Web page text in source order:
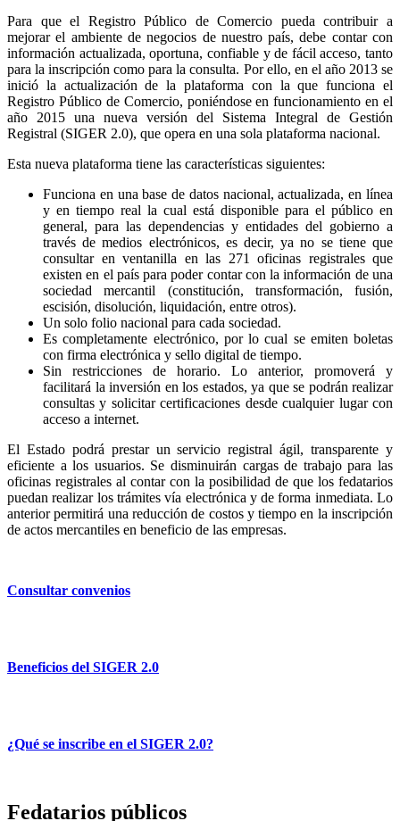
Para que el Registro Público de Comercio pueda contribuir a
mejorar el ambiente de negocios de nuestro país, debe contar con
información actualizada, oportuna, confiable y de fácil acceso, tanto
para la inscripción como para la consulta. Por ello, en el año 2013 se
inició la actualización de la plataforma con la que funciona el
Registro Público de Comercio, poniéndose en funcionamiento en el
año 2015 una nueva versión del Sistema Integral de Gestión
Registral (SIGER 2.0), que opera en una sola plataforma nacional.
Esta nueva plataforma tiene las características siguientes:
Funciona en una base de datos nacional, actualizada, en línea
y en tiempo real la cual está disponible para el público en
general, para las dependencias y entidades del gobierno a
través de medios electrónicos, es decir, ya no se tiene que
consultar en ventanilla en las 271 oficinas registrales que
existen en el país para poder contar con la información de una
sociedad mercantil (constitución, transformación, fusión,
escisión, disolución, liquidación, entre otros).
Un solo folio nacional para cada sociedad.
Es completamente electrónico, por lo cual se emiten boletas
con firma electrónica y sello digital de tiempo.
Sin restricciones de horario. Lo anterior, promoverá y
facilitará la inversión en los estados, ya que se podrán realizar
consultas y solicitar certificaciones desde cualquier lugar con
acceso a internet.
El Estado podrá prestar un servicio registral ágil, transparente y
eficiente a los usuarios. Se disminuirán cargas de trabajo para las
oficinas registrales al contar con la posibilidad de que los fedatarios
puedan realizar los trámites vía electrónica y de forma inmediata. Lo
anterior permitirá una reducción de costos y tiempo en la inscripción
de actos mercantiles en beneficio de las empresas.
Consultar convenios
Beneficios del SIGER 2.0
¿Qué se inscribe en el SIGER 2.0?
Fedatarios públicos